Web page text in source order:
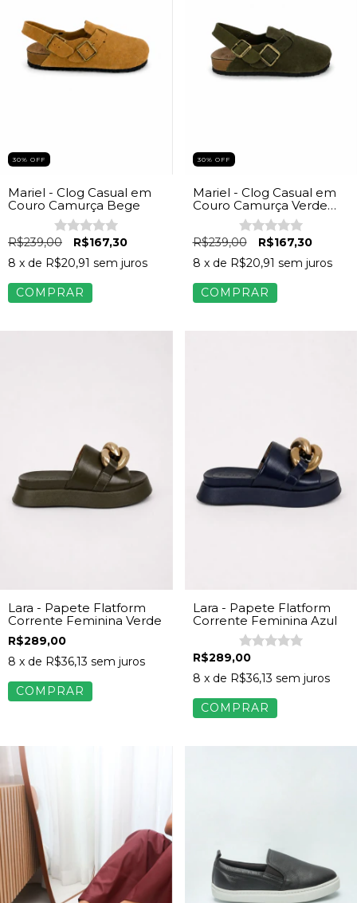
30% OFF
Mariel - Clog Casual em
Couro Camurça Bege
R$239,00
R$167,30
8 x de R$20,91 sem juros
COMPRAR
30% OFF
Mariel - Clog Casual em
Couro Camurça Verde
R$239,00
R$167,30
8 x de R$20,91 sem juros
COMPRAR
Lara - Papete Flatform
Corrente Feminina Verde
R$289,00
8 x de R$36,13 sem juros
COMPRAR
Lara - Papete Flatform
Corrente Feminina Azul
R$289,00
8 x de R$36,13 sem juros
COMPRAR